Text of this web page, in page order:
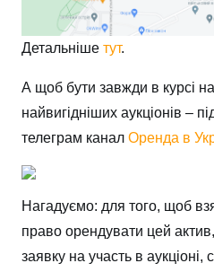
Детальніше тут.
А щоб бути завжди в курсі
найвигідніших аукціонів –
телеграм канал Оренда в
Нагадуємо: для того, щоб
право орендувати цей
заявку на участь в аукціоні,